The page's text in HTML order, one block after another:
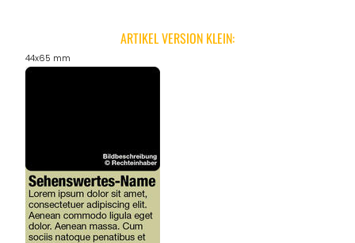
ARTIKEL VERSION KLEIN:
44x65 mm